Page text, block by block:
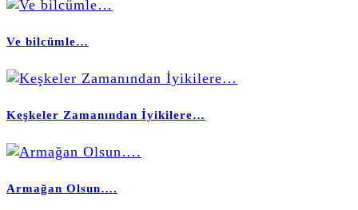
Ve bilcümle…
Keşkeler Zamanından İyikilere…
Armağan Olsun….